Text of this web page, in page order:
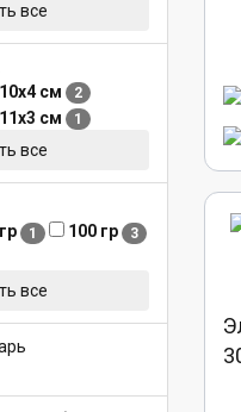
все
10х4 см 2
11х3 см 1
все
1 100 гр 3
все